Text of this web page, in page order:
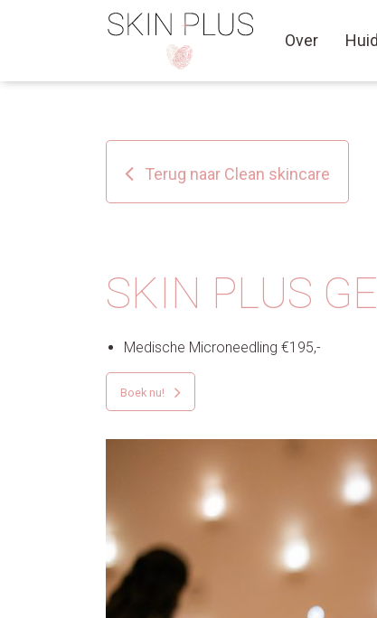
Over
Terug naar Clean skincare
SKIN PLUS
Medische Microneedling €195,-
Boek nu!